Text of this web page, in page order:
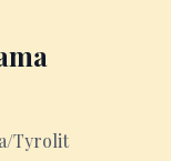
Tyrolit